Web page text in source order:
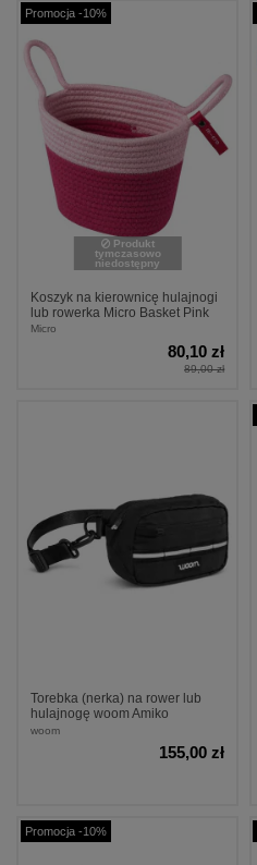
Promocja -10%
Produkt
tymczasowo
niedostępny
Koszyk na kierownicę hulajnogi
lub rowerka Micro Basket Pink
Micro
80,10 zł
89,00 zł
Torebka (nerka) na rower lub
hulajnogę woom Amiko
woom
155,00 zł
Promocja -10%